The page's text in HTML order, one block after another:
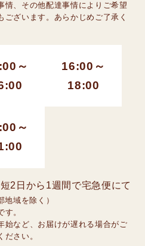
情、その他配達事情によりご希望
ざいます。あらかじめご了承く
～
16:00～
18:00
～
2日から1週間で宅急便にて
地域を除く）
。
など、お届けが遅れる場合がご
さい。